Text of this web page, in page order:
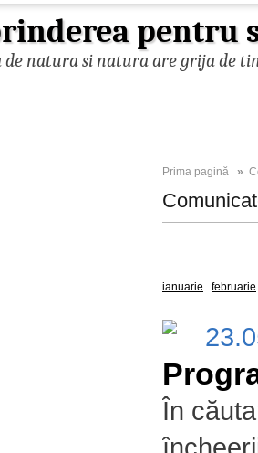
pentru
de natura si natura are grija de
Prima pagină »
ianuarie februarie
În